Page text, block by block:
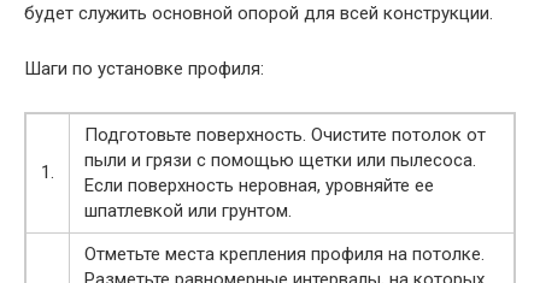
будет служить основной опорой для всей конструкции.
Шаги по установке профиля:
1.
Подготовьте поверхность. Очистите потолок от
пыли и грязи с помощью щетки или пылесоса.
Если поверхность неровная, уровняйте ее
шпатлевкой или грунтом.
Отметьте места крепления профиля на потолке.